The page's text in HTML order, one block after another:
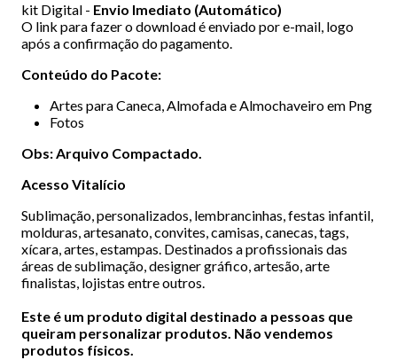
kit Digital - Envio Imediato (Automático)
O link para fazer o download é enviado por e-mail, logo
após a confirmação do pagamento.
Conteúdo do Pacote:
Artes para Caneca, Almofada e Almochaveiro em Png
Fotos
Obs: Arquivo Compactado.
Acesso Vitalício
Sublimação, personalizados, lembrancinhas, festas infantil,
molduras, artesanato, convites, camisas, canecas, tags,
xícara, artes, estampas. Destinados a profissionais das
áreas de sublimação, designer gráfico, artesão, arte
finalistas, lojistas entre outros.
Este é um produto digital destinado a pessoas que
queiram personalizar produtos. Não vendemos
produtos físicos.